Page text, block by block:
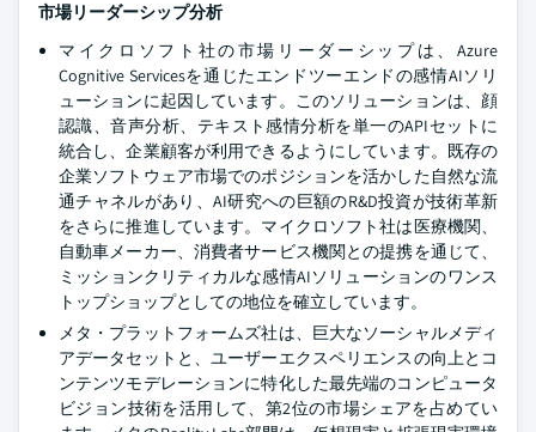
市場リーダーシップ分析
マイクロソフト社の市場リーダーシップは、Azure
Cognitive Servicesを通じたエンドツーエンドの感情AIソリ
ューションに起因しています。このソリューションは、顔
認識、音声分析、テキスト感情分析を単一のAPIセットに
統合し、企業顧客が利用できるようにしています。既存の
企業ソフトウェア市場でのポジションを活かした自然な流
通チャネルがあり、AI研究への巨額のR&D投資が技術革新
をさらに推進しています。マイクロソフト社は医療機関、
自動車メーカー、消費者サービス機関との提携を通じて、
ミッションクリティカルな感情AIソリューションのワンス
トップショップとしての地位を確立しています。
メタ・プラットフォームズ社は、巨大なソーシャルメディ
アデータセットと、ユーザーエクスペリエンスの向上とコ
ンテンツモデレーションに特化した最先端のコンピュータ
ビジョン技術を活用して、第2位の市場シェアを占めてい